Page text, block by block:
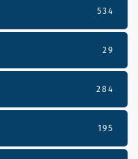
534
29
284
195